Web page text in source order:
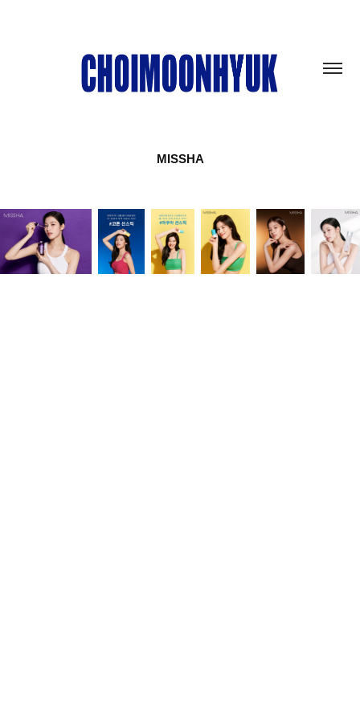
MISSHA